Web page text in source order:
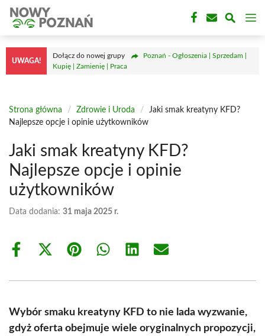
Przejdź
treści
UWAGA!
Dołącz do nowej grupy
Poznań - Ogłoszenia | Sprzedam |
Kupię | Zamienię | Praca
Strona główna / Zdrowie i Uroda /
Jaki smak kreatyny KFD?
Najlepsze opcje i opinie użytkowników
Jaki smak kreatyny KFD?
Najlepsze opcje i opinie
użytkowników
Data dodania: 31 maja 2025 r.
Share
Share
(Twitter)
Share Share Share Share
Wybór smaku kreatyny KFD to nie lada wyzwanie,
gdyż oferta obejmuje wiele oryginalnych propozycji,